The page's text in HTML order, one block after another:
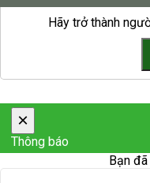
Hãy trở thành
×
Thông báo
Bạn